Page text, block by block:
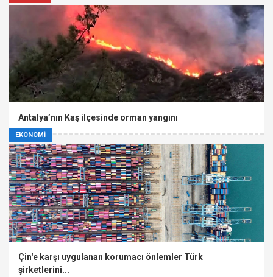
EKONOMİ
Antalya’nın Kaş ilçesinde orman yangını
Çin'e karşı uygulanan korumacı önlemler Türk
şirketlerini...